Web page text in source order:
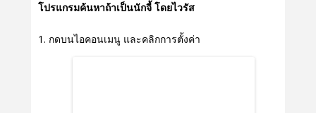
โปรแกรมค้นหาถ้าเป็นนักจี้ โดยไวรัส
กดบนไอคอนเมนู และคลิกการตั้งค่า